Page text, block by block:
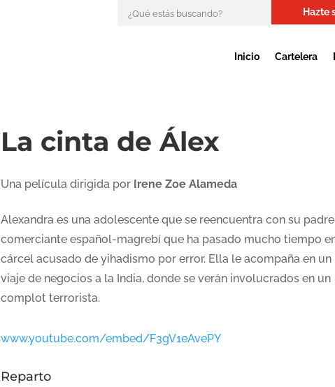
Hazte
Inicio Cartelera
La cinta de Álex
Una película dirigida por Irene Zoe Alameda
Alexandra es una adolescente que se reencuentra con su
comerciante español-magrebí que ha pasado mucho tiempo
cárcel acusado de yihadismo por error. Ella le acompaña en un
viaje de negocios a la India, donde se verán involucrados en un
complot terrorista.
www.youtube.com/embed/F3gV1eAvePY
Reparto